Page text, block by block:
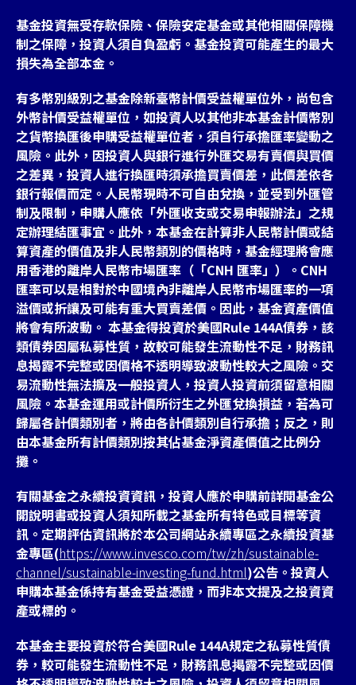
基金投資無受存款保險、保險安定基金或其他相關保障機
制之保障，投資人須自負盈虧。基金投資可能產生的最大
損失為全部本金。
有多幣別級別之基金除新臺幣計價受益權單位外，尚包含
外幣計價受益權單位，如投資人以其他非本基金計價幣別
之貨幣換匯後申購受益權單位者，須自行承擔匯率變動之
風險。此外，因投資人與銀行進行外匯交易有賣價與買價
之差異，投資人進行換匯時須承擔買賣價差，此價差依各
銀行報價而定。人民幣現時不可自由兌換，並受到外匯管
制及限制，申購人應依「外匯收支或交易申報辦法」之規
定辦理結匯事宜。此外，本基金在計算非人民幣計價或結
算資產的價值及非人民幣類別的價格時，基金經理將會應
用香港的離岸人民幣市場匯率（「CNH 匯率」）。CNH
匯率可以是相對於中國境內非離岸人民幣市場匯率的一項
溢價或折讓及可能有重大買賣差價。因此，基金資產價值
將會有所波動。 本基金得投資於美國Rule 144A債券，該
類債券因屬私募性質，故較可能發生流動性不足，財務訊
息揭露不完整或因價格不透明導致波動性較大之風險。交
易流動性無法擴及一般投資人，投資人投資前須留意相關
風險。本基金運用或計價所衍生之外匯兌換損益，若為可
歸屬各計價類別者，將由各計價類別自行承擔；反之，則
由本基金所有計價類別按其佔基金淨資產價值之比例分
攤。
有關基金之永續投資資訊，投資人應於申購前詳閱基金公
開說明書或投資人須知所載之基金所有特色或目標等資
訊。定期評估資訊將於本公司網站永續專區之永續投資基
金專區(https://www.invesco.com/tw/zh/sustainable-
channel/sustainable-investing-fund.html)公告。投資人
申購本基金係持有基金受益憑證，而非本文提及之投資資
產或標的。
本基金主要投資於符合美國Rule 144A規定之私募性質債
券，較可能發生流動性不足，財務訊息掲露不完整或因價